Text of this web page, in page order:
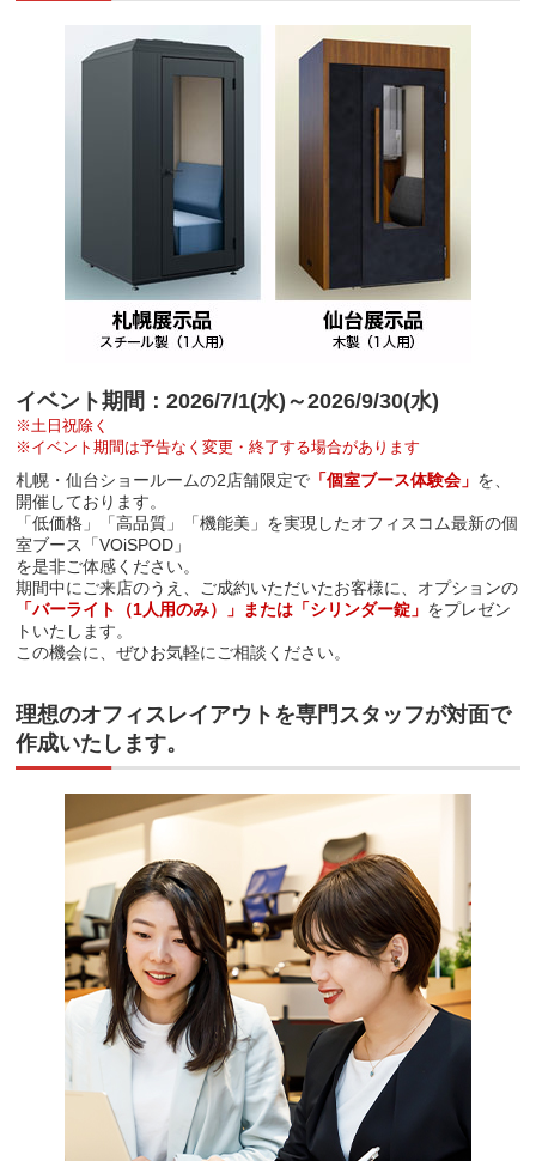
イベント期間：2026/7/1(水)～2026/9/30(水)
※土日祝除く
※イベント期間は予告なく変更・終了する場合があります
札幌・仙台ショールームの2店舗限定で 「個室ブース体験会」 を、
開催しております。
「低価格」「高品質」「機能美」を実現したオフィスコム最新の個
室ブース「VOiSPOD」
を是非ご体感ください。
期間中にご来店のうえ、ご成約いただいたお客様に、オプションの
「バーライト（1人用のみ）」または「シリンダー錠」 をプレゼン
トいたします。
この機会に、ぜひお気軽にご相談ください。
理想のオフィスレイアウトを専門スタッフが対面で
作成いたします。